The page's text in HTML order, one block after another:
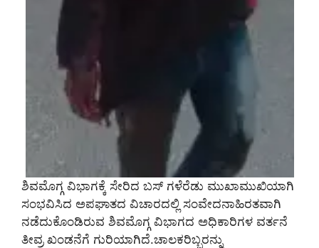
ಶಿವಮೊಗ್ಗ ವಿಭಾಗಕ್ಕೆ ಸೇರಿದ ಬಸ್ ಗಳೆರೆಡು ಮುಖಾಮುಖಿಯಾಗಿ
ಸಂಭವಿಸಿದ ಅಪಘಾತದ ವಿಚಾರದಲ್ಲಿ ಸಂವೇದನಾಹಿರತವಾಗಿ
ನಡೆದುಕೊಂಡಿರುವ ಶಿವಮೊಗ್ಗ ವಿಭಾಗದ ಅಧಿಕಾರಿಗಳ ವರ್ತನೆ
ತೀವ್ರ ಖಂಡನೆಗೆ ಗುರಿಯಾಗಿದೆ.ಚಾಲಕರಿಬ್ಬರನ್ನು